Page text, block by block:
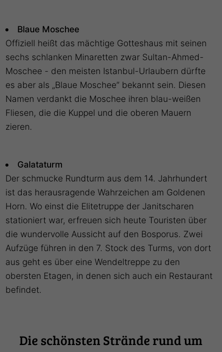
Blaue Moschee
Offiziell heißt das mächtige Gotteshaus mit seinen
sechs schlanken Minaretten zwar Sultan-Ahmed-
Moschee - den meisten Istanbul-Urlaubern dürfte
es aber als „Blaue Moschee” bekannt sein. Diesen
Namen verdankt die Moschee ihren blau-weißen
Fliesen, die die Kuppel und die oberen Mauern
zieren.
Galataturm
Der schmucke Rundturm aus dem 14. Jahrhundert
ist das herausragende Wahrzeichen am Goldenen
Horn. Wo einst die Elitetruppe der Janitscharen
stationiert war, erfreuen sich heute Touristen über
die wundervolle Aussicht auf den Bosporus. Zwei
Aufzüge führen in den 7. Stock des Turms, von dort
aus geht es über eine Wendeltreppe zu den
obersten Etagen, in denen sich auch ein Restaurant
befindet.
Die schönsten Strände rund um